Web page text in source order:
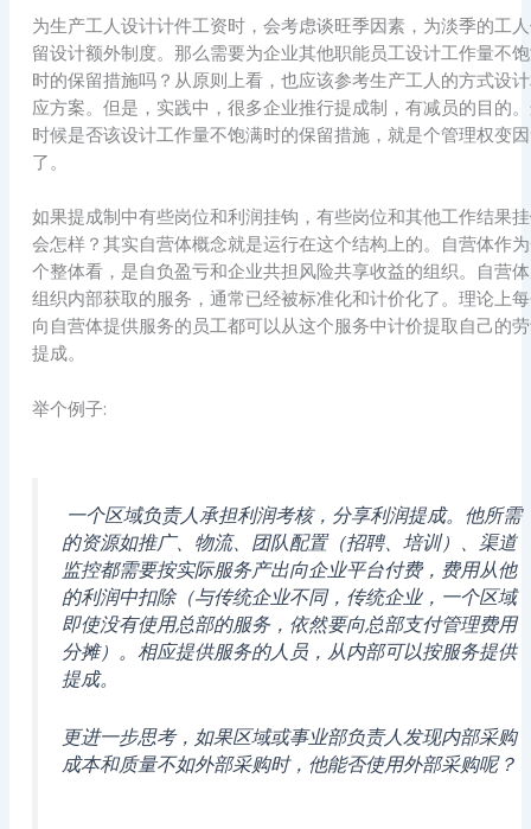
为生产工人设计计件工资时，会考虑谈旺季因素，为淡季的工
留设计额外制度。那么需要为企业其他职能员工设计工作量不
时的保留措施吗？从原则上看，也应该参考生产工人的方式设
应方案。但是，实践中，很多企业推行提成制，有减员的目的
时候是否该设计工作量不饱满时的保留措施，就是个管理权变
了。
如果提成制中有些岗位和利润挂钩，有些岗位和其他工作结果
会怎样？其实自营体概念就是运行在这个结构上的。自营体作
个整体看，是自负盈亏和企业共担风险共享收益的组织。自营
组织内部获取的服务，通常已经被标准化和计价化了。理论上
向自营体提供服务的员工都可以从这个服务中计价提取自己的
提成。
举个例子:
一个区域负责人承担利润考核，分享利润提成。他所需
的资源如推广、物流、团队配置（招聘、培训）、渠道
监控都需要按实际服务产出向企业平台付费，费用从他
的利润中扣除（与传统企业不同，传统企业，一个区域
即使没有使用总部的服务，依然要向总部支付管理费用
分摊）。相应提供服务的人员，从内部可以按服务提供
提成。
更进一步思考，如果区域或事业部负责人发现内部采购
成本和质量不如外部采购时，他能否使用外部采购呢？